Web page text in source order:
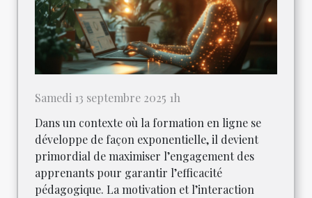
Samedi 13 septembre 2025 1h
Dans un contexte où la formation en ligne se
développe de façon exponentielle, il devient
primordial de maximiser l’engagement des
apprenants pour garantir l’efficacité
pédagogique. La motivation et l’interaction